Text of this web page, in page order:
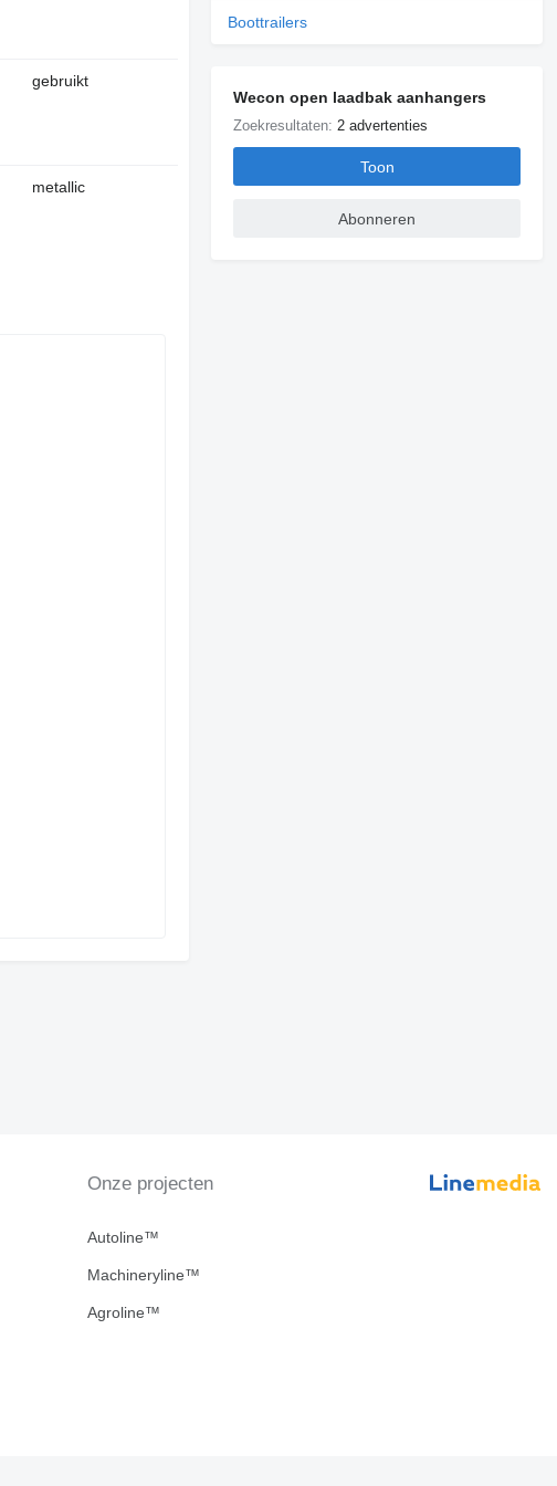
gebruikt
metallic
Boottrailers
Wecon open laadbak aanhangers
Zoekresultaten:2 advertenties
Toon
Abonneren
Onze projecten
Autoline™
Machineryline™
Agroline™